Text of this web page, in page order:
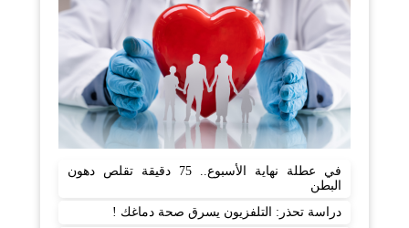
في عطلة نهاية الأسبوع.. 75 دقيقة تقلص دهون
البطن
دراسة تحذر: التلفزيون يسرق صحة دماغك !